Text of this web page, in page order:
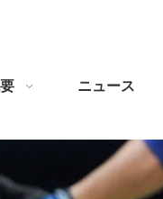
ニュース